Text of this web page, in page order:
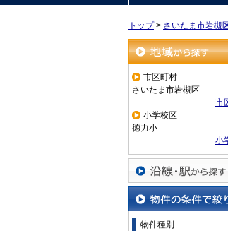
トップ> さいたま市岩槻
地域から探す
市区町村
さいたま市岩槻区
市
小学校区
徳力小
小
沿線・駅から探す
物件の条件で絞り込む
物件種別